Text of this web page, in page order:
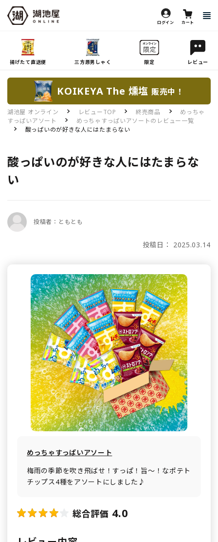
ログイン カート
揚げたて直送便 三方原男しゃく 限定 レビュー
KOIKEYA The 燻塩 販売中！
湖池屋 オンライン レビューTOP 終売商品
めっちゃ
すっぱいアソート
めっちゃすっぱいアソートのレビュー一覧
酸っぱいのが好きな人にはたまらない
酸っぱいのが好きな人にはたまらな
い
投稿者：ともとも
投稿日： 2025.03.14
めっちゃすっぱいアソート
梅雨の季節を吹き飛ばせ！すっぱ！旨～！なポテト
チップス4種をアソートにしました♪
総合評価 4.0